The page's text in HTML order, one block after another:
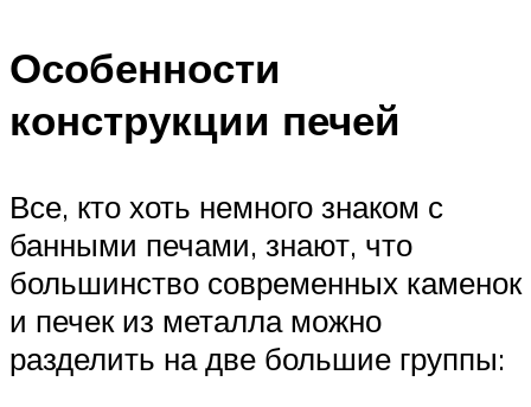
Особенности
конструкции печей
Все, кто хоть немного знаком с
банными печами, знают, что
большинство современных каменок
и печек из металла можно
разделить на две большие группы: